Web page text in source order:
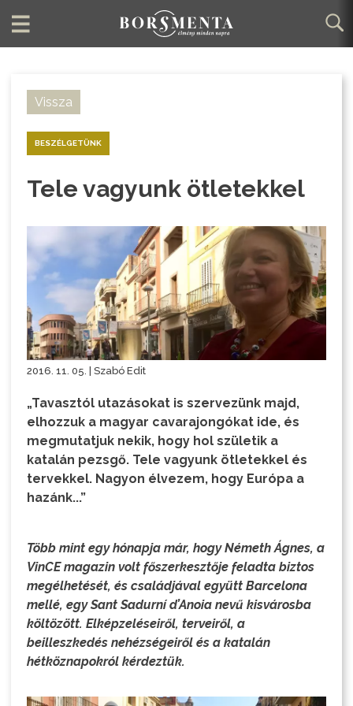
Vissza
BESZÉLGETÜNK
Tele vagyunk ötletekkel
2016. 11. 05. | Szabó Edit
„Tavasztól utazásokat is szervezünk majd,
elhozzuk a magyar cavarajongókat ide, és
megmutatjuk nekik, hogy hol születik a
katalán pezsgő. Tele vagyunk ötletekkel és
tervekkel. Nagyon élvezem, hogy Európa a
hazánk...”
Több mint egy hónapja már, hogy Németh Ágnes, a
VinCE magazin volt főszerkesztője feladta biztos
megélhetését, és családjával együtt Barcelona
mellé, egy Sant Sadurní d’Anoia nevű kisvárosba
költözött. Elképzeléseiről, terveiről, a
beilleszkedés nehézségeiről és a katalán
hétköznapokról kérdeztük.